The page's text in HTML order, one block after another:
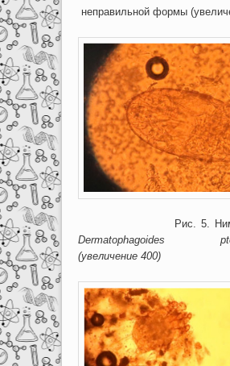
неправильной формы
Рис. 5. Нимфа
Dermatophagoides
(увеличение 400)